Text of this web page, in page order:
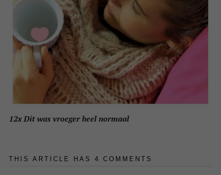
12x Dit was vroeger heel normaal
THIS ARTICLE HAS 4 COMMENTS